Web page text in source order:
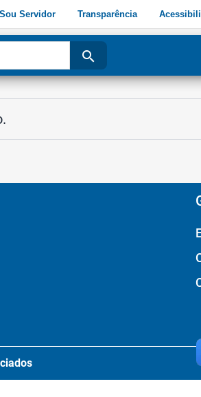
Sou Servidor Transparência
search